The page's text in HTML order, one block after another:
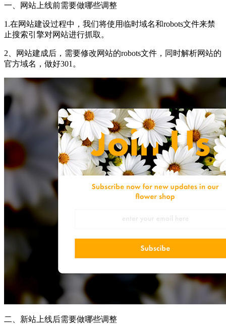
一、网站上线前需要做哪些调整
1.在网站建设过程中，我们将使用临时域名和robots文件来禁
止搜索引擎对网站进行抓取。
2、网站建成后，需要修改网站的robots文件，同时解析网站的
官方域名，做好301。
二、新站上线后需要做哪些调整